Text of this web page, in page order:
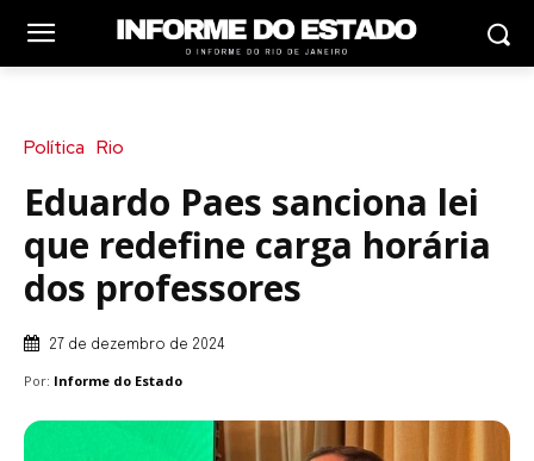
Política Rio
Eduardo Paes sanciona lei
que redefine carga horária
dos professores
27 de dezembro de 2024
Por: Informe do Estado